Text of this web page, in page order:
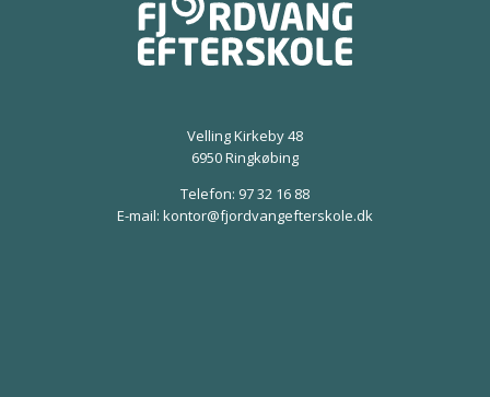
Velling Kirkeby 48
6950 Ringkøbing
Telefon: 97 32 16 88
E-mail: kontor@fjordvangefterskole.dk